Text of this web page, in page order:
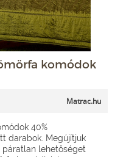
komódok
Matrac.hu
40%
darabok. Megújítjuk
lehetőséget